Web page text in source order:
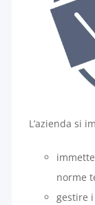
L’azienda si
norme
gestire